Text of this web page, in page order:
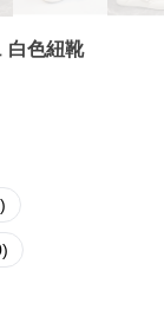
白色紐靴